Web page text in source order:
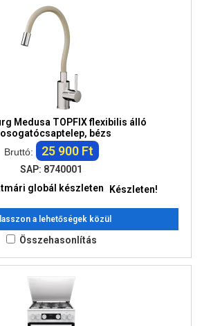
Medusa TOPFIX flexibilis álló
bézs
Bruttó:
25 900 Ft
SAP: 8740001
Készleten!
a lehetőségek közül
Összehasonlítás